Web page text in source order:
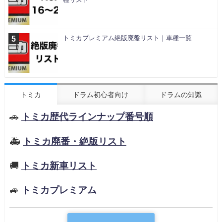
トミカプレミアム絶版廃盤リスト｜車種一覧
トミカ ドラム初心者向け ドラムの知識
🚗 トミカ歴代ラインナップ番号順
🚑 トミカ廃番・絶版リスト
🚚 トミカ新車リスト
🚙 トミカプレミアム